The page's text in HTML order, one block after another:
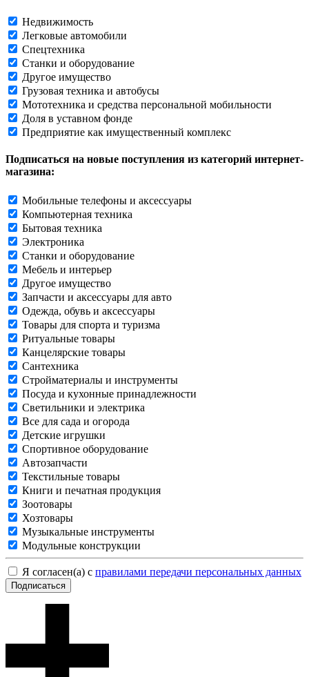
Недвижимость
Легковые автомобили
Спецтехника
Станки и оборудование
Другое имущество
Грузовая техника и автобусы
Мототехника и средства персональной мобильности
Доля в уставном фонде
Предприятие как имущественный комплекс
Подписаться на новые поступления из категорий интернет-
магазина:
Мобильные телефоны и аксессуары
Компьютерная техника
Бытовая техника
Электроника
Станки и оборудование
Мебель и интерьер
Другое имущество
Запчасти и аксессуары для авто
Одежда, обувь и аксессуары
Товары для спорта и туризма
Ритуальные товары
Канцелярские товары
Сантехника
Стройматериалы и инструменты
Посуда и кухонные принадлежности
Светильники и электрика
Все для сада и огорода
Детские игрушки
Спортивное оборудование
Автозапчасти
Текстильные товары
Книги и печатная продукция
Зоотовары
Хозтовары
Музыкальные инструменты
Модульные конструкции
Я согласен(а) с правилами передачи персональных данных
Подписаться